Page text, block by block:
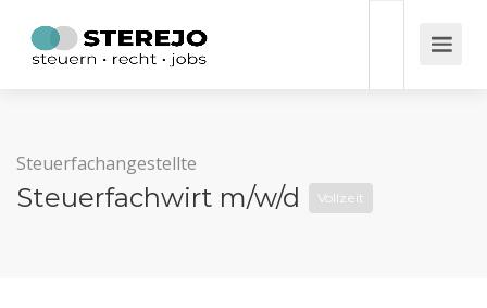
Steuerfachangestellte
Steuerfachwirt m/w/d Vollzeit